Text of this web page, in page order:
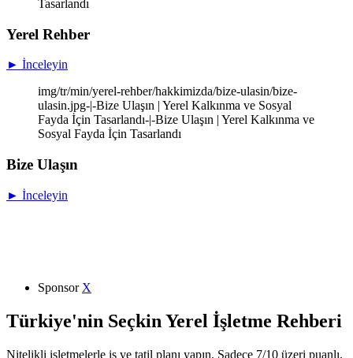
Tasarlandı
Yerel Rehber
► İnceleyin
img/tr/min/yerel-rehber/hakkimizda/bize-ulasin/bize-
ulasin.jpg-|-Bize Ulaşın | Yerel Kalkınma ve Sosyal
Fayda İçin Tasarlandı-|-Bize Ulaşın | Yerel Kalkınma ve
Sosyal Fayda İçin Tasarlandı
Bize Ulaşın
► İnceleyin
Sponsor X
Türkiye'nin Seçkin Yerel İşletme Rehberi
Nitelikli işletmelerle iş ve tatil planı yapın. Sadece 7/10 üzeri puanlı,